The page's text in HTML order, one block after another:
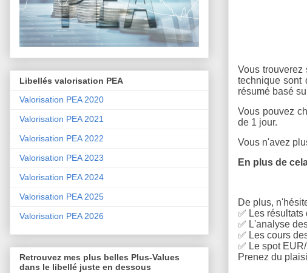
Vous
technique sont
résumé basé
Vous pouvez
de 1 jour.
Vous n'avez
En plus de
De plus,
✅ Les
✅ L'analyse
✅ Les cours
✅ Le spot
Prenez du
Libellés valorisation PEA
Valorisation PEA 2020
Valorisation PEA 2021
Valorisation PEA 2022
Valorisation PEA 2023
Valorisation PEA 2024
Valorisation PEA 2025
Valorisation PEA 2026
Retrouvez mes plus belles Plus-Values
dans le libellé juste en dessous